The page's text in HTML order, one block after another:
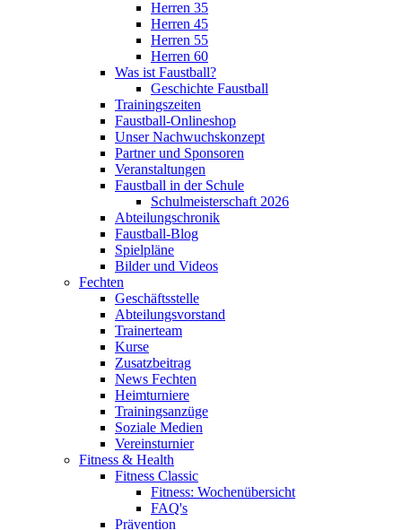
Herren 35
Herren 45
Herren 55
Herren 60
Was ist Faustball?
Geschichte Faustball
Trainingszeiten
Faustball-Onlineshop
Unser Nachwuchskonzept
Partner und Sponsoren
Veranstaltungen
Faustball in der Schule
Schulmeisterschaft 2026
Abteilungschronik
Faustball-Blog
Spielpläne
Bilder und Videos
Fechten
Geschäftsstelle
Abteilungsvorstand
Trainerteam
Kurse
Zusatzbeitrag
News Fechten
Heimturniere
Trainingsanzüge
Soziale Medien
Vereinsturnier
Fitness & Health
Fitness Classic
Fitness: Wochenübersicht
FAQ's
Prävention